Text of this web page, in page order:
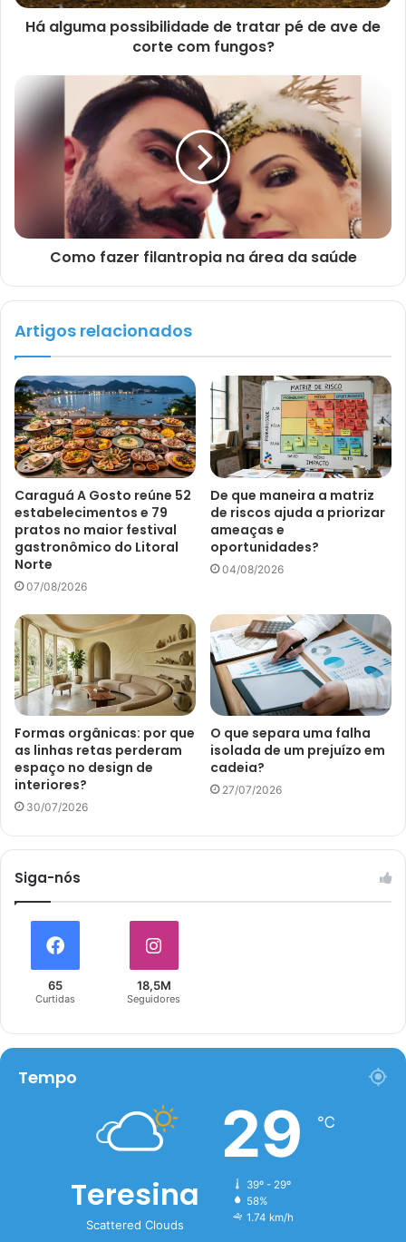
Há alguma possibilidade de tratar pé de ave de
corte com fungos?
Como fazer filantropia na área da saúde
Artigos relacionados
Caraguá A Gosto reúne 52
estabelecimentos e 79
pratos no maior festival
gastronômico do Litoral
Norte
07/08/2026
De que maneira a matriz
de riscos ajuda a priorizar
ameaças e
oportunidades?
04/08/2026
Formas orgânicas: por que
as linhas retas perderam
espaço no design de
interiores?
30/07/2026
O que separa uma falha
isolada de um prejuízo em
cadeia?
27/07/2026
Siga-nós
65
Curtidas
18,5M
Seguidores
Tempo
Teresina
Scattered Clouds
29 ℃
39º - 29º
58%
1.74 km/h